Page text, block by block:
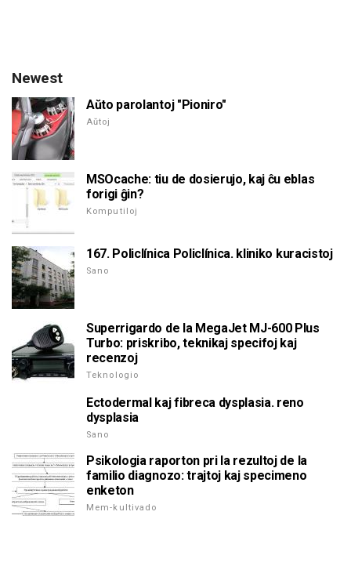
Newest
Aŭto parolantoj "Pioniro"
Aŭtoj
MSOcache: tiu de dosierujo, kaj ĉu eblas
forigi ĝin?
Komputiloj
167. Policlínica Policlínica. kliniko kuracistoj
Sano
Superrigardo de la MegaJet MJ-600 Plus
Turbo: priskribo, teknikaj specifoj kaj
recenzoj
Teknologio
Ectodermal kaj fibreca dysplasia. reno
dysplasia
Sano
Psikologia raporton pri la rezultoj de la
familio diagnozo: trajtoj kaj specimeno
enketon
Mem-kultivado